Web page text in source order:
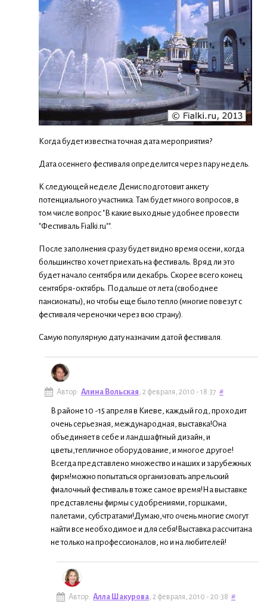
Когда будет известна точная дата мероприятия?
Дата осеннего фестиваля определится через пару недель.
К следующей неделе Денис подготовит анкету
потенциального участника. Там будет много вопросов, в
том числе вопрос "В какие выходные удобнее провести
"Фестиваль Fialki.ru"".
После заполнения сразу будет видно время осени, когда
большинство хочет приехать на фестиваль. Вряд ли это
будет начало сентября или декабрь. Скорее всего конец
сентября-октябрь. Подальше от лета (свободнее
пансионаты), но чтобы еще было тепло (многие повезут с
фестиваля череночки через всю страну).
Самую популярную дату назначим датой фестиваля.
Автор: Алина Вольская , 2 февраля, 2010 - 18:37 #
В районе 10 -15 апреля в Киеве, каждый год, проходит
очень серьезная, международная, выставка!Она
объединяет в себе и ландшафтный дизайн, и
цветы,тепличное оборудование, и многое другое!
Всегда представлено множество и наших и зарубежных
фирм!можно попытаться организовать апрельский
фиалочный фестиваль в тоже самое время!На выставке
представлены фирмы с удобрениями, горшками,
палетами, субстратами!Думаю,что очень многие смогут
найти все необходимое и для себя!Выставка рассчитана
не только на профессионалов, но и на любителей!
Автор: Алла Шакурова , 2 февраля, 2010 - 20:38 #